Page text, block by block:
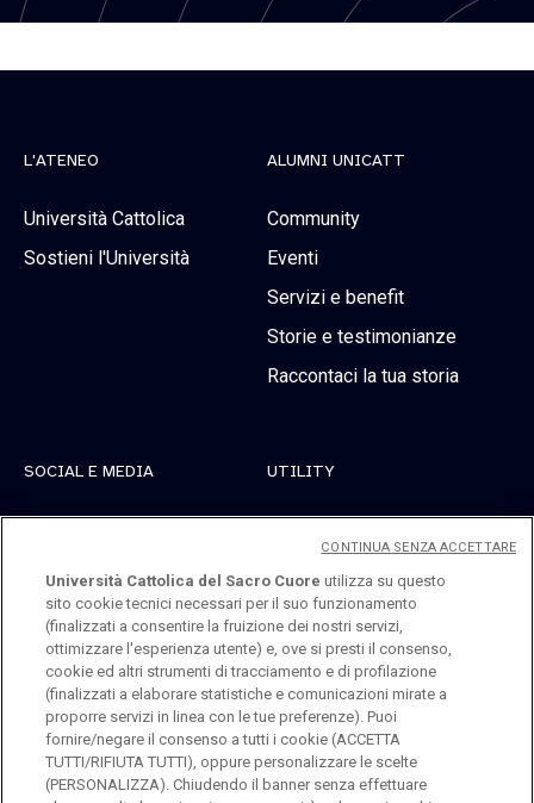
L'ATENEO
Università Cattolica
Sostieni l'Università
ALUMNI UNICATT
Community
Eventi
Servizi e benefit
Storie e testimonianze
Raccontaci la tua storia
SOCIAL E MEDIA
Instagram
Youtube
UTILITY
Università Cattolica del Sacro Cuore
Università Cattolica del Sacro Cuore utilizza su questo
sito cookie tecnici necessari per il suo funzionamento
(finalizzati a consentire la fruizione dei nostri servizi,
ottimizzare l'esperienza utente) e, ove si presti il consenso,
cookie ed altri strumenti di tracciamento e di profilazione
(finalizzati a elaborare statistiche e comunicazioni mirate a
proporre servizi in linea con le tue preferenze). Puoi
fornire/negare il consenso a tutti i cookie (ACCETTA
TUTTI/RIFIUTA TUTTI), oppure personalizzare le scelte
(PERSONALIZZA). Chiudendo il banner senza effettuare
CONTINUA SENZA ACCETTARE